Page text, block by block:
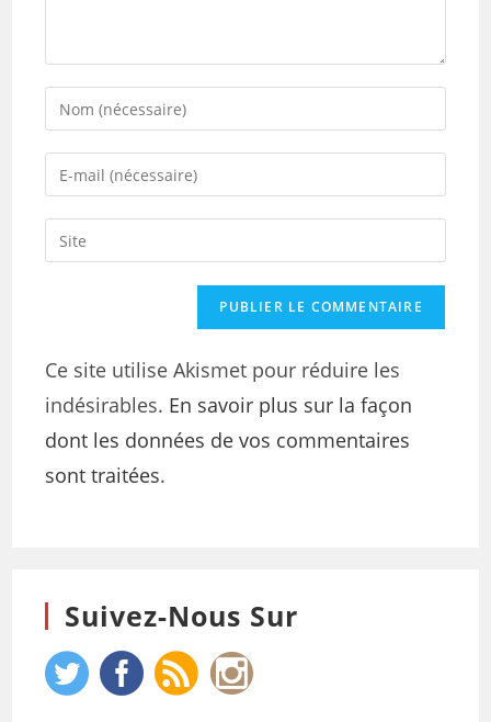
Ce site utilise Akismet pour réduire les
indésirables. En savoir plus sur la façon
dont les données de vos commentaires
sont traitées.
Suivez-Nous Sur